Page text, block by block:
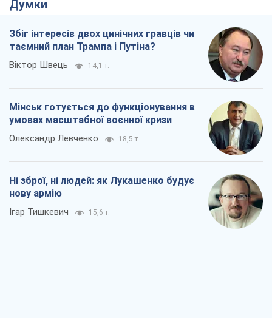
Думки
Збіг інтересів двох цинічних гравців чи
таємний план Трампа і Путіна?
Віктор Швець 14,1 т.
Мінськ готується до функціонування в
умовах масштабної воєнної кризи
Олександр Левченко 18,5 т.
Ні зброї, ні людей: як Лукашенко будує
нову армію
Ігар Тишкевич 15,6 т.